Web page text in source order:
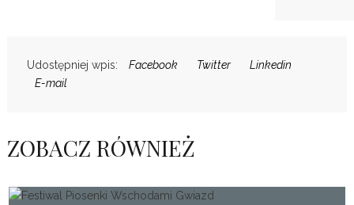
Udostępniej wpis: Facebook Twitter
Linkedin
E-mail
ZOBACZ RÓWNIEŻ